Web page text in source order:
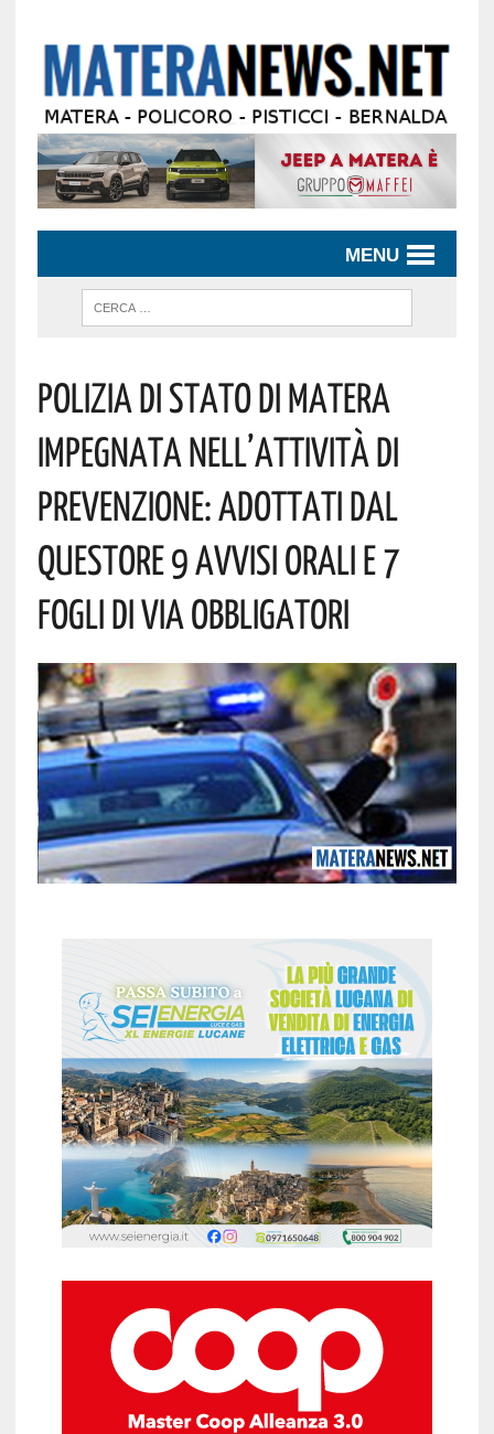
MENU
Polizia Di Stato Di Matera
Impegnata Nell’attività Di
Prevenzione: Adottati Dal
Questore 9 Avvisi Orali E 7
Fogli Di Via Obbligatori